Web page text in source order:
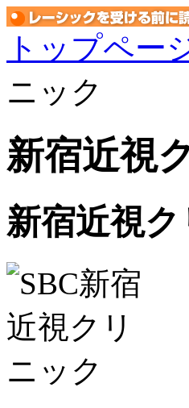
トップペー
ニック
新宿近視
新宿近視